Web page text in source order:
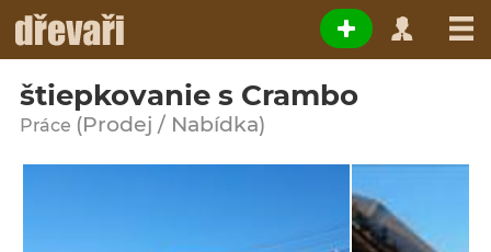
štiepkovanie s Crambo
Práce (Prodej / Nabídka)